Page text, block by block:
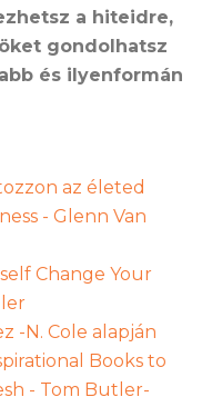
a hiteidre,
gondolhatsz
és ilyenformán
az életed
- Glenn Van
Change Your
-N. Cole alapján
Books to
- Tom Butler-